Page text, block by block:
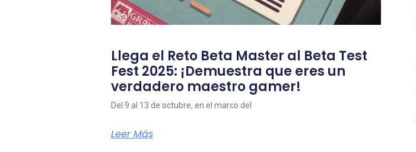
Llega el Reto Beta Master al Beta Test
Fest 2025: ¡Demuestra que eres un
verdadero maestro gamer!
Del 9 al 13 de octubre, en el marco del
Leer Más